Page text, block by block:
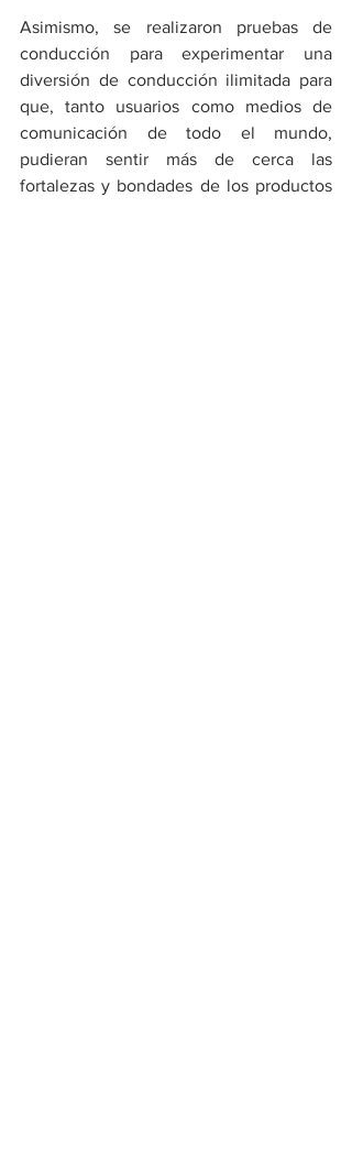
Asimismo, se realizaron pruebas de
conducción para experimentar una
diversión de conducción ilimitada para
que, tanto usuarios como medios de
comunicación de todo el mundo,
pudieran sentir más de cerca las
fortalezas y bondades de los productos